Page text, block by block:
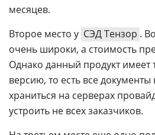
месяцев.
Второе место у СЭД Тензор .
очень широки, а стоимость
Однако данный продукт имеет
версию, то есть все
храниться на серверах
устроить не всех заказчиков.